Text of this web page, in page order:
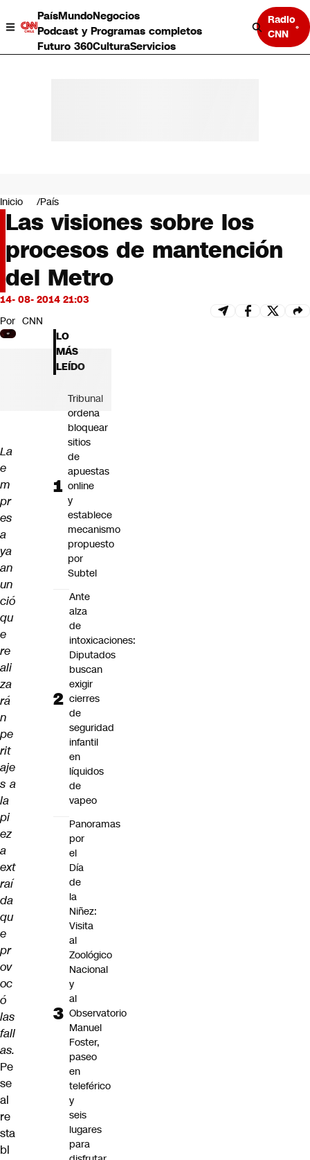
PaísMundoNegocios
Podcast y Programas completos
Futuro 360CulturaServicios
Radio
CNN
Negocios
Deportes
Programas completos
Cultura
Servicios
Bits
CNN tiempo
Futuro 360
Opinión
Inicio País
Las visiones sobre los
procesos de mantención
del Metro
14- 08- 2014 21:03
Por CNN
La
e
m
pr
es
a
ya
an
un
ció
qu
e
re
ali
za
rá
n
pe
rit
aje
s a
la
pi
ez
a
ext
raí
da
qu
e
pr
ov
oc
ó
las
fall
as.
Pe
se
al
re
sta
bl
LO
MÁS
LEÍDO
Tribunal
ordena
bloquear
sitios
de
apuestas
online
y
establece
mecanismo
propuesto
por
Subtel
Ante
alza
de
intoxicaciones:
Diputados
buscan
exigir
cierres
de
seguridad
infantil
en
líquidos
de
vapeo
Panoramas
por
el
Día
de
la
Niñez:
Visita
al
Zoológico
Nacional
y
al
Observatorio
Manuel
Foster,
paseo
en
teleférico
y
seis
lugares
para